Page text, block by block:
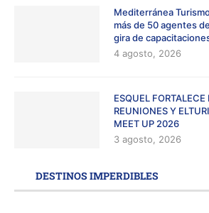
Mediterránea
más de 50 agentes
gira de
4 agosto, 2026
ESQUEL FORTALECE
REUNIONES Y
MEET UP 2026
3 agosto, 2026
DESTINOS IMPERDIBLES